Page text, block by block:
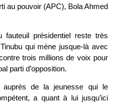
au pouvoir (APC), Bola Ahmed
présidentiel reste très
qui mène jusque-là avec
trois millions de voix pour
parti d’opposition.
de la jeunesse qui le
a quant à lui jusqu’ici